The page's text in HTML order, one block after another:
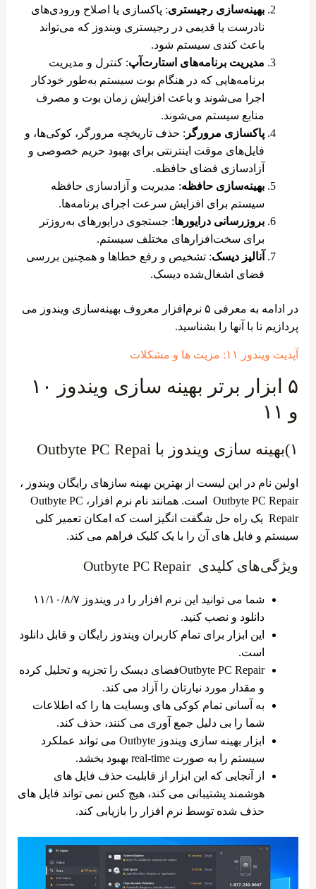
بهینه‌سازی رجیستری: پاکسازی یا اصلاح ورودی‌های
نادرست یا قدیمی در رجیستری ویندوز که می‌تواند
باعث کندی سیستم شود.
مدیریت برنامه‌های استارت‌آپ: کنترل و مدیریت
برنامه‌هایی که در هنگام بوت سیستم به‌طور خودکار
اجرا می‌شوند و باعث افزایش زمان بوت و مصرف
منابع سیستم می‌شوند.
پاکسازی مرورگر : حذف تاریخچه مرورگر، کوکی‌ها، و
فایل‌های موقت اینترنتی برای بهبود حریم خصوصی و
آزادسازی فضای حافظه.
بهینه‌سازی حافظه: مدیریت و آزادسازی حافظه
سیستم برای افزایش سرعت اجرای برنامه‌ها.
بروزرسانی درایورها: جستجوی درایورهای به‌روزتر
برای سخت‌افزارهای مختلف سیستم.
آنالیز دیسک: تشخیص و رفع خطاها و همچنین بررسی
فضای اشغال‌شده دیسک.
در ادامه به معرفی ۵ نرم‌افزار معروف بهینه‌سازی ویندوز می
پردازیم تا با آنها را بشناسید.
آپدیت ویندوز ۱۱: مزیت ها و مشکلات
۵ ابزار برتر بهینه ‌سازی ویندوز ۱۰
و ۱۱
۱)بهینه سازی ویندوز با Outbyte PC Repai
اولین نام در این لیست از بهترین بهینه ‌سازهای رایگان ویندوز ،
Outbyte PC Repair است. همانند نام نرم‌ افزار، Outbyte PC
Repair یک راه حل شگفت ‌انگیز است که امکان تعمیر کلی
سیستم و فایل‌ های آن را با یک کلیک فراهم می ‌کند.
ویژگی‌های کلیدی Outbyte PC Repair
شما می ‌توانید این نرم ‌افزار را در ویندوز ۱۱/۱۰/۸/۷
دانلود و نصب کنید.
این ابزار برای تمام کاربران ویندوز رایگان و قابل دانلود
است.
Outbyte PC Repairفضای دیسک را تجزیه و تحلیل کرده
و مقدار مورد نیارتان را آزاد می ‌کند.
به آسانی تمام کوکی ‌های وبسایت ها را که اطلاعات
شما را بی‌ دلیل جمع ‌آوری می ‌کنند، حذف کند.
ابزار بهینه سازی ویندوز Outbyte می ‌تواند عملکرد
سیستم را به صورت real-time بهبود بخشد.
از آنجایی که این ابزار از قابلیت حذف فایل های
هوشمند پشتیبانی می کند، هیچ کس نمی تواند فایل های
حذف شده توسط نرم افزار را بازیابی کند.